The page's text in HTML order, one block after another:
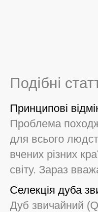
Подібні
Принципові
Проблема
для всього
вчених різних
світу. Зараз
Селекція дуба
Дуб звичайний